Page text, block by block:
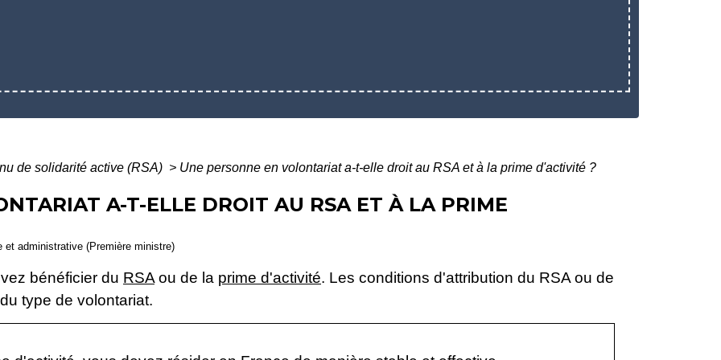
de solidarité active (RSA) > Une personne en volontariat a-t-elle droit au RSA et à la prime d'activité ?
A-T-ELLE DROIT AU RSA ET À LA PRIME
et administrative (Première ministre)
bénéficier du RSA ou de la prime d'activité. Les conditions d'attribution du RSA ou de
type de volontariat.